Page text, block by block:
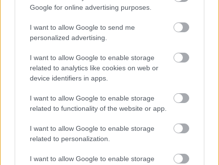
Google for online advertising purposes.
I want to allow Google to send me
personalized advertising.
I want to allow Google to enable storage
related to analytics like cookies on web or
device identifiers in apps.
I want to allow Google to enable storage
related to functionality of the website or app.
I want to allow Google to enable storage
related to personalization.
I want to allow Google to enable storage
másrészt család- és közösségerősítő, integrációt
elősegítő programokat biztosított. A részletekről,
a célokról és a megvalósításról
projekt szakmai vezetője beszélt az Autista
Gyermekekért Egyesület részéről.
hátrányos helyzetűek esélyegyenlőségének,
biztosítása.
Szerkesztő, rovatvezető: Falusi Norbert